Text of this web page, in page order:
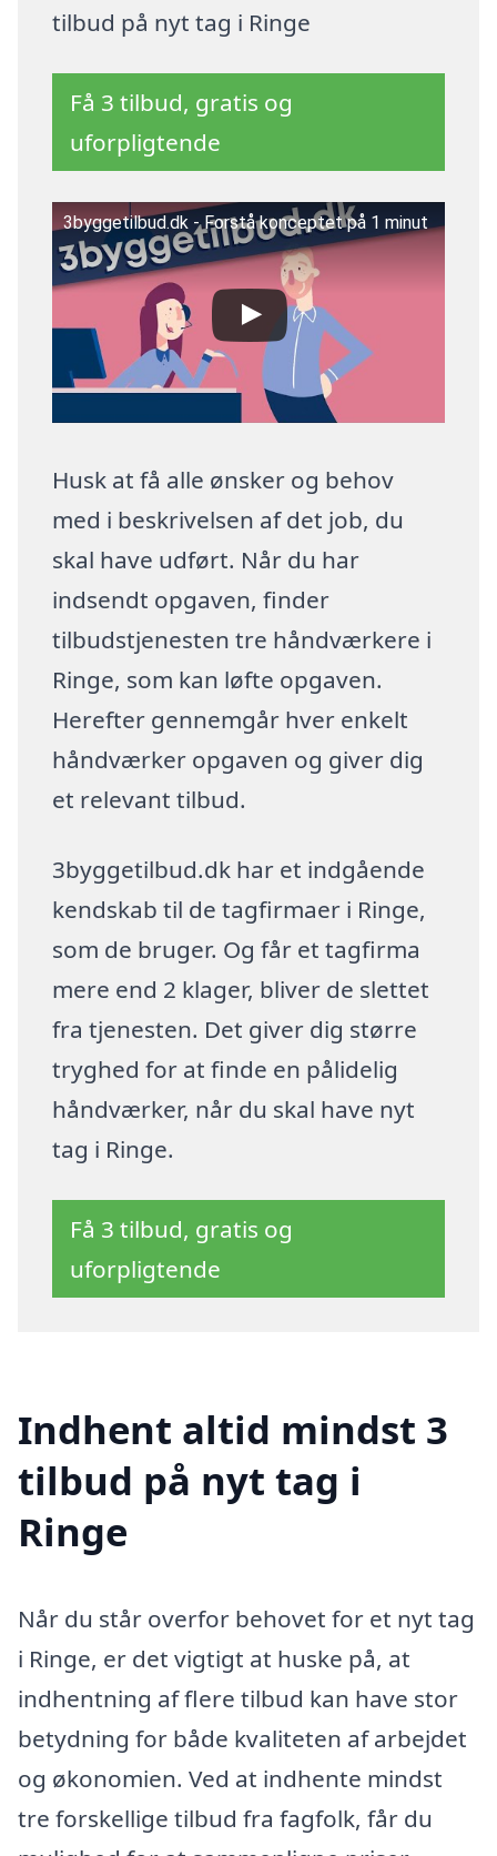
tilbud på nyt tag i Ringe
Få 3 tilbud, gratis og
uforpligtende
3byggetilbud.dk - Forstå konceptet på 1 minut
Husk at få alle ønsker og behov
med i beskrivelsen af det job, du
skal have udført. Når du har
indsendt opgaven, finder
tilbudstjenesten tre håndværkere i
Ringe, som kan løfte opgaven.
Herefter gennemgår hver enkelt
håndværker opgaven og giver dig
et relevant tilbud.
3byggetilbud.dk har et indgående
kendskab til de tagfirmaer i Ringe,
som de bruger. Og får et tagfirma
mere end 2 klager, bliver de slettet
fra tjenesten. Det giver dig større
tryghed for at finde en pålidelig
håndværker, når du skal have nyt
tag i Ringe.
Få 3 tilbud, gratis og
uforpligtende
Indhent altid mindst 3
tilbud på nyt tag i
Ringe
Når du står overfor behovet for et nyt tag
i Ringe, er det vigtigt at huske på, at
indhentning af flere tilbud kan have stor
betydning for både kvaliteten af arbejdet
og økonomien. Ved at indhente mindst
tre forskellige tilbud fra fagfolk, får du